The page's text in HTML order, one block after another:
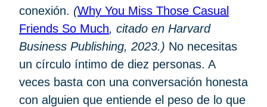
conexión. (Why You Miss Those Casual
Friends So Much, citado en Harvard
Business Publishing, 2023.) No necesitas
un círculo íntimo de diez personas. A
veces basta con una conversación honesta
con alguien que entiende el peso de lo que